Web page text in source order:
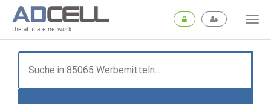
the affiliate network